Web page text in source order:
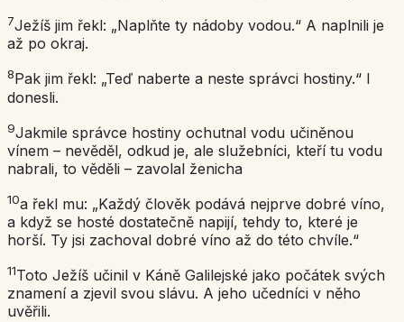
7Ježíš jim řekl: „Naplňte ty nádoby vodou.“ A naplnili je
až po okraj.
8Pak jim řekl: „Teď naberte a neste správci hostiny.“ I
donesli.
9Jakmile správce hostiny ochutnal vodu učiněnou
vínem – nevěděl, odkud je, ale služebníci, kteří tu vodu
nabrali, to věděli – zavolal ženicha
10a řekl mu: „Každý člověk podává nejprve dobré víno,
a když se hosté dostatečně napijí, tehdy to, které je
horší. Ty jsi zachoval dobré víno až do této chvíle.“
11Toto Ježíš učinil v Káně Galilejské jako počátek svých
znamení a zjevil svou slávu. A jeho učedníci v něho
uvěřili.